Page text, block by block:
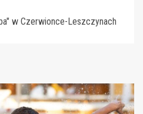
w Czerwionce-Leszczynach